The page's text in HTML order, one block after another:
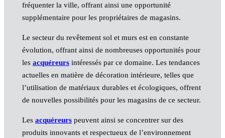
fréquenter la ville, offrant ainsi une opportunité
supplémentaire pour les propriétaires de magasins.
Le secteur du revêtement sol et murs est en constante
évolution, offrant ainsi de nombreuses opportunités pour
les acquéreursintéressés par ce domaine. Les tendances
actuelles en matière de décoration intérieure, telles que
l’utilisation de matériaux durables et écologiques, offrent
de nouvelles possibilités pour les magasins de ce secteur.
Les acquéreurspeuvent ainsi se concentrer sur des
produits innovants et respectueux de l’environnement